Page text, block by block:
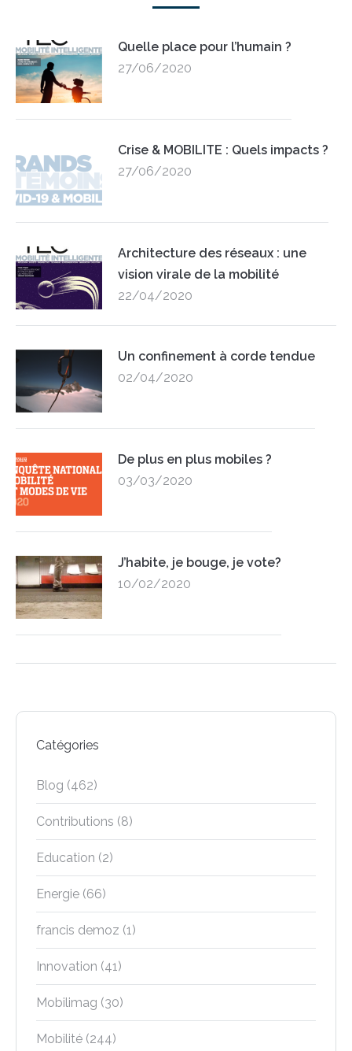
Quelle place pour l’humain ?
27/06/2020
Crise & MOBILITE : Quels impacts ?
27/06/2020
Architecture des réseaux : une
vision virale de la mobilité
22/04/2020
Un confinement à corde tendue
02/04/2020
De plus en plus mobiles ?
03/03/2020
J’habite, je bouge, je vote?
10/02/2020
Catégories
Blog (462)
Contributions (8)
Education (2)
Energie (66)
francis demoz (1)
Innovation (41)
Mobilimag (30)
Mobilité (244)